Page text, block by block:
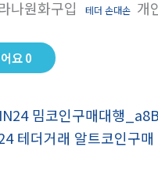
나원화구입 테더 손대손 개
요0
밈코인구매대행_a8B
테더거래 알트코인구